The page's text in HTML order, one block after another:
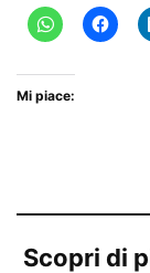
Mi piace:
Scopri di